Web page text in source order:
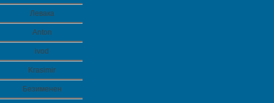
Левака
Anton
ivod
Krasimir
Безименен